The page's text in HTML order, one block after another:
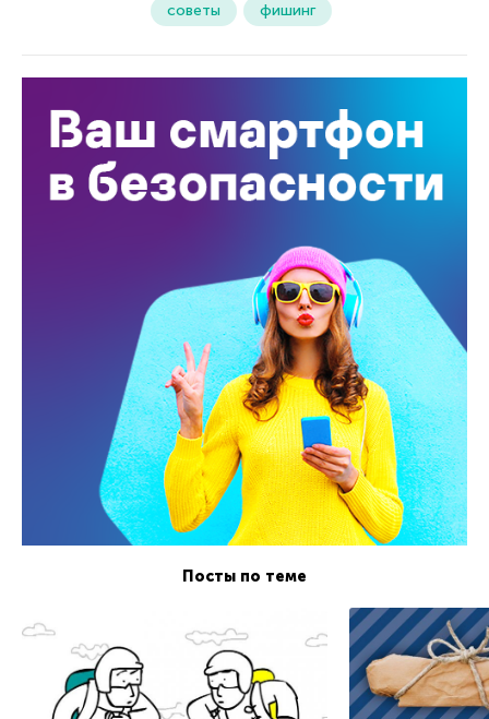
советы
фишинг
Посты по теме